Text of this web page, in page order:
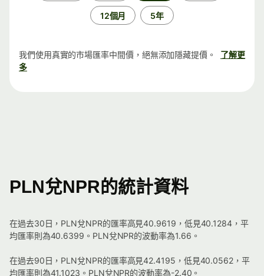
12個月 5年
我們使用真實的市場匯率中間價，絕無添加隱藏提價。
了解更
多
PLN兌NPR的統計資料
在過去30日，PLN兌NPR的匯率高見40.9619，低見40.1284，平
均匯率則為40.6399。PLN兌NPR的波動率為1.66。
在過去90日，PLN兌NPR的匯率高見42.4195，低見40.0562，平
均匯率則為41.1023。PLN兌NPR的波動率為-2.40。